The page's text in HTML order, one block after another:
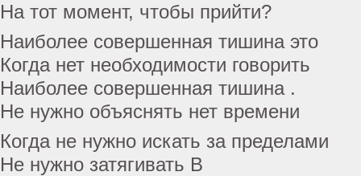
На тот момент, чтобы прийти?
Наиболее совершенная тишина это
Когда нет необходимости говорить
Наиболее совершенная тишина .
Не нужно объяснять нет времени
Когда не нужно искать за пределами
Не нужно затягивать В